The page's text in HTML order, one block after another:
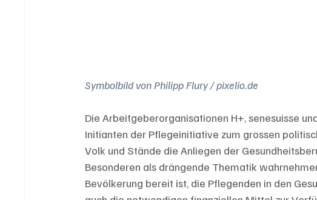
Symbolbild von Philipp Flury / pixelio.de
Die Arbeitgeberorganisationen H+, senesuisse
Initianten der Pflegeinitiative zum grossen
Volk und Stände die Anliegen der
Besonderen als drängende Thematik
Bevölkerung bereit ist, die Pflegenden in den